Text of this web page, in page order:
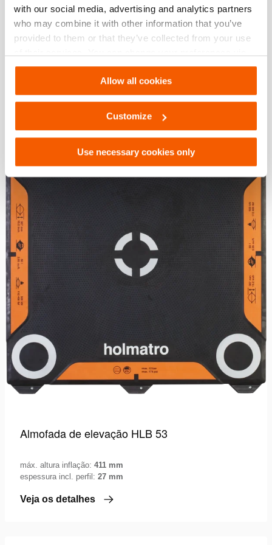
with our social media, advertising and analytics partners
who may combine it with other information that you’ve
provided to them or that they’ve collected from your use
Settings. See ourcookiestatement.
Allow all cookies
Customize
Use necessary cookies only
Veja os detalhes
à
lista
Almofada de elevação HLB 53
máx. altura inflação: 411 mm
espessura incl. perfil: 27 mm
Veja os detalhes